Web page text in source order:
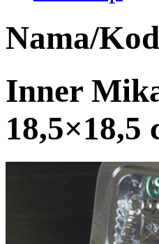
Nama/
Inner
18,5×18,5